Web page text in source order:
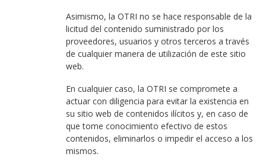
Asimismo, la OTRI no se hace responsable de la
licitud del contenido suministrado por los
proveedores, usuarios y otros terceros a través
de cualquier manera de utilización de este sitio
web.
En cualquier caso, la OTRI se compromete a
actuar con diligencia para evitar la existencia en
su sitio web de contenidos ilícitos y, en caso de
que tome conocimiento efectivo de estos
contenidos, eliminarlos o impedir el acceso a los
mismos.